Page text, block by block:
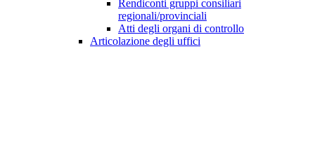
Rendiconti gruppi consiliari
regionali/provinciali
Atti degli organi di controllo
Articolazione degli uffici